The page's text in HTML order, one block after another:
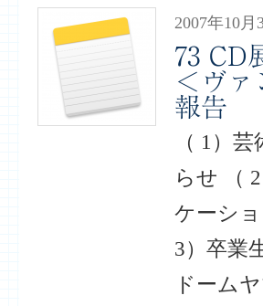
2007年10月
73 CD
＜ヴ
報告
（ 1）
らせ （
ケーシ
3）卒業
ドーム